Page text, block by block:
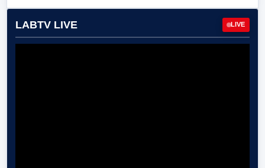
LABTV LIVE LIVE